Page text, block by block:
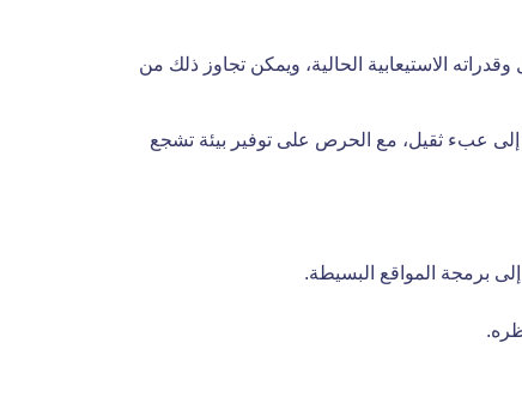
الاستيعابية الحالية، ويمكن تجاوز ذلك من
إلى عبء ثقيل، مع الحرص على توفير بيئة تشجع
برمجة المواقع البسيطة.